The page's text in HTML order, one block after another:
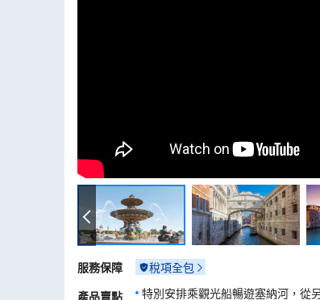
服務保障
稅項全包
產品賣點
特別安排乘觀光船暢遊塞納河，從